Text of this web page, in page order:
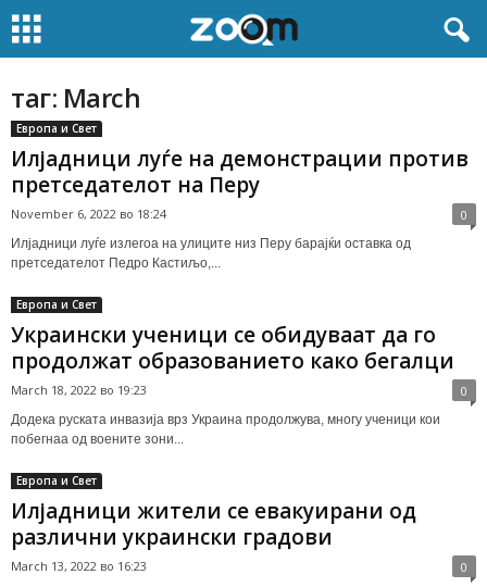
таг: March
Европа и Свет
Илјадници луѓе на демонстрации против
претседателот на Перу
November 6, 2022 во 18:24 0
Илјадници луѓе излегоа на улиците низ Перу барајќи оставка од
претседателот Педро Кастиљо,...
Европа и Свет
Украински ученици се обидуваат да го
продолжат образованието како бегалци
March 18, 2022 во 19:23 0
Додека руската инвазија врз Украина продолжува, многу ученици кои
побегнаа од воените зони...
Европа и Свет
Илјадници жители се евакуирани од
различни украински градови
March 13, 2022 во 16:23 0